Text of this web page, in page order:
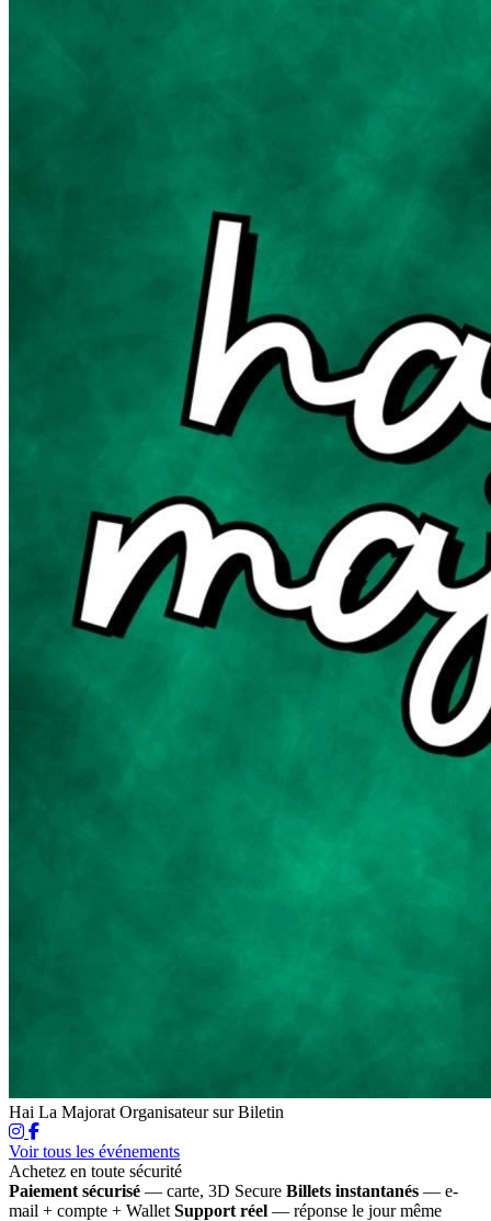
Hai La Majorat Organisateur sur Biletin
Voir tous les événements
Achetez en toute sécurité
Paiement sécurisé — carte, 3D Secure Billets instantanés — e-
mail + compte + Wallet Support réel — réponse le jour même